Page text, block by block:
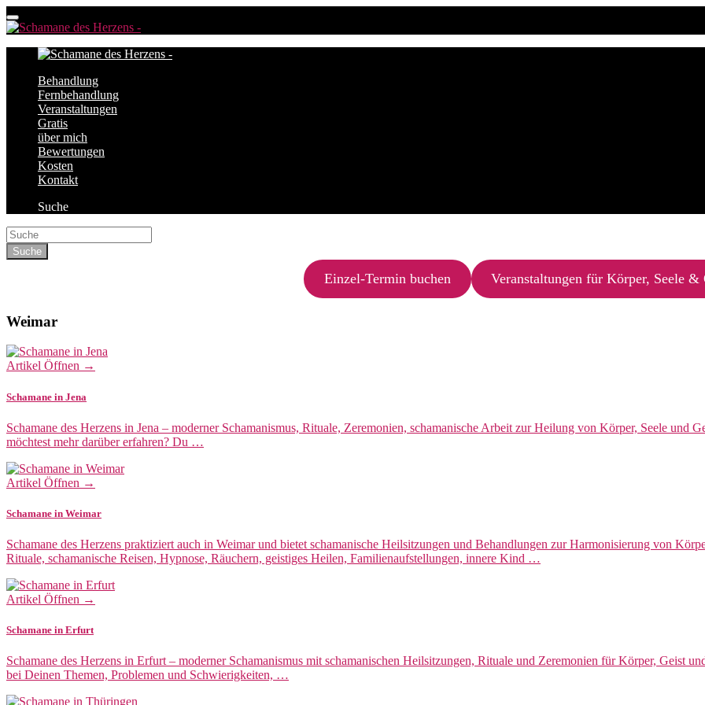
Behandlung
Fernbehandlung
Veranstaltungen
Gratis
über mich
Bewertungen
Kosten
Kontakt
Suche
Einzel-Termin buchen Veranstaltungen für Körper, Seele &
Weimar
Artikel Öffnen →
Schamane in Jena
Schamane des Herzens in Jena – moderner Schamanismus, Rituale, Zeremonien, schamanische Arbeit zur Heilung von Körper, Seele und
möchtest mehr darüber erfahren? Du …
Artikel Öffnen →
Schamane in Weimar
Schamane des Herzens praktiziert auch in Weimar und bietet schamanische Heilsitzungen und Behandlungen zur Harmonisierung von
Rituale, schamanische Reisen, Hypnose, Räuchern, geistiges Heilen, Familienaufstellungen, innere Kind …
Artikel Öffnen →
Schamane in Erfurt
Schamane des Herzens in Erfurt – moderner Schamanismus mit schamanischen Heilsitzungen, Rituale und Zeremonien für Körper, Geist
bei Deinen Themen, Problemen und Schwierigkeiten, …